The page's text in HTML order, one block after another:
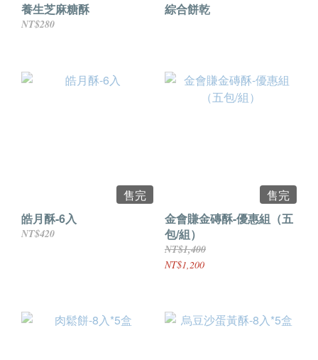
養生芝麻糖酥
NT$280
綜合餅乾
售完
皓月酥-6入
NT$420
售完
金會賺金磚酥-優惠組（五
包/組）
NT$1,400
NT$1,200